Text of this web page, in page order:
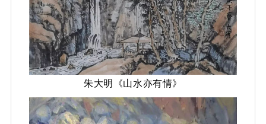
朱大明《山水亦有情》